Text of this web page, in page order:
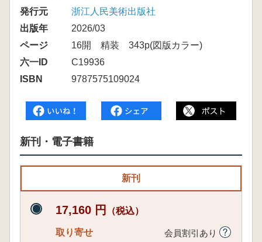
発行元
浙江人民美術出版社
出版年
2026/03
ページ
16開 精装 343p(図版カラー)
六一ID
C19936
ISBN
9787575109024
新刊・電子書籍
新刊
17,160 円 （税込）
取り寄せ 会員割引あり